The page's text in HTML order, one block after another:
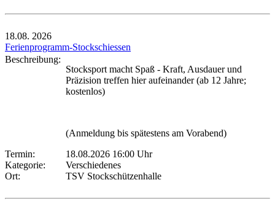
18.08. 2026
Ferienprogramm-Stockschiessen
Beschreibung:
Stocksport macht Spaß - Kraft, Ausdauer und
Präzision treffen hier aufeinander (ab 12 Jahre;
kostenlos)
(Anmeldung bis spätestens am Vorabend)
Termin:
18.08.2026 16:00 Uhr
Kategorie:
Verschiedenes
Ort:
TSV Stockschützenhalle